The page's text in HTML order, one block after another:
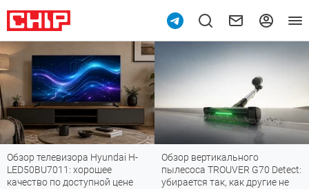
Обзор вертикального
пылесоса TROUVER G70 Detect:
убирается так, как другие не
Топ-8 недорогих роутеров с
Fi 7: все «плюшки» последнего
стандарта